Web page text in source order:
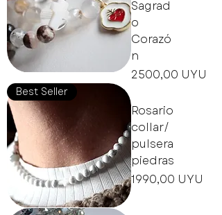
Sagrad
o
Corazó
n
Precio
2500,00 UYU
Best Seller
Rosario
collar/
pulsera
piedras
Precio
1990,00 UYU